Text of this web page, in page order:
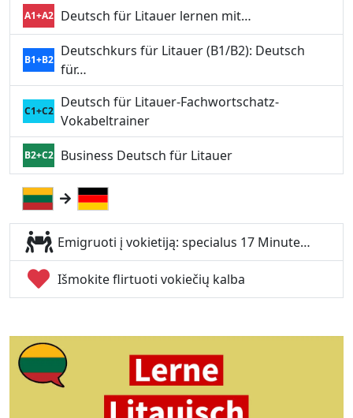
A1+A2 Deutsch für Litauer lernen mit…
B1+B2
Deutschkurs für Litauer (B1/B2): Deutsch
für…
C1+C2
Deutsch für Litauer-Fachwortschatz-
Vokabeltrainer
B2+C2 Business Deutsch für Litauer
Emigruoti į vokietiją: specialus 17 Minute…
Išmokite flirtuoti vokiečių kalba